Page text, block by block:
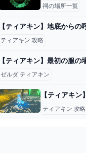
祠の場所一覧
ティアキン 攻略
ゼルダ ティアキン
ティアキン 攻略